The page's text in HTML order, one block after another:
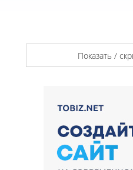
Показать /